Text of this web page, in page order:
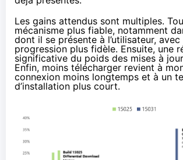
Les gains attendus sont multiples.
mécanisme plus fiable, notamment
dont il se présente à l’utilisateur,
progression plus fidèle. Ensuite, une
significative du poids des mises à
Enfin, moins télécharger revient à
connexion moins longtemps et à un
d’installation plus court.